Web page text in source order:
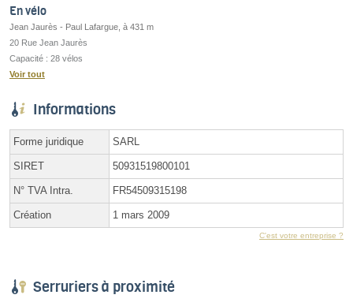
En vélo
Jean Jaurès - Paul Lafargue, à 431 m
20 Rue Jean Jaurès
Capacité : 28 vélos
Voir tout
Informations
Forme juridique SARL
SIRET 50931519800101
N° TVA Intra. FR54509315198
Création 1 mars 2009
C'est votre entreprise ?
Serruriers à proximité